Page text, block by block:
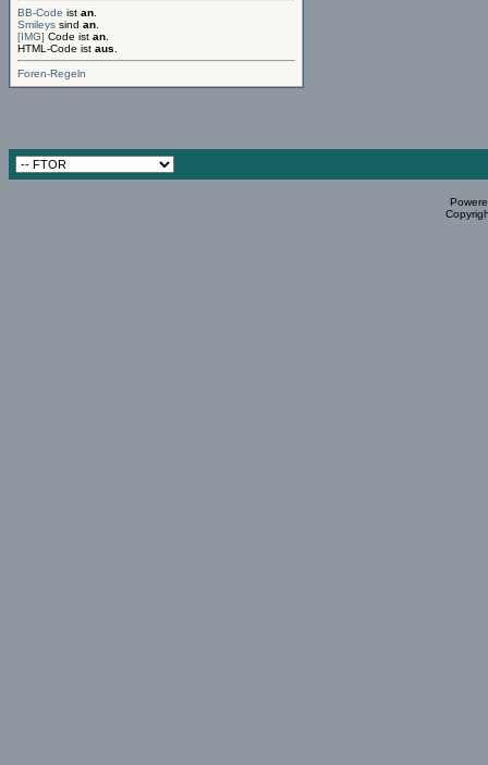
BB-Code ist an
Smileys sind an
[IMG] Code ist an
HTML-Code ist aus
Foren-Regeln